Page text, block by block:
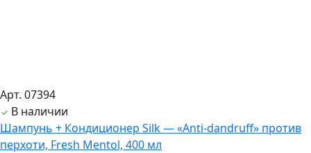
Арт. 07394
В наличии
Шампунь + Кондиционер Silk — «Anti-dandruff» против
перхоти, Fresh Mentol, 400 мл